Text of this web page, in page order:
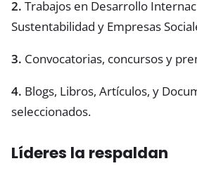
2. Trabajos en Desarrollo
Sustentabilidad y Empresas
3. Convocatorias, concursos y
4. Blogs, Libros, Artículos, y
seleccionados.
Líderes la respaldan